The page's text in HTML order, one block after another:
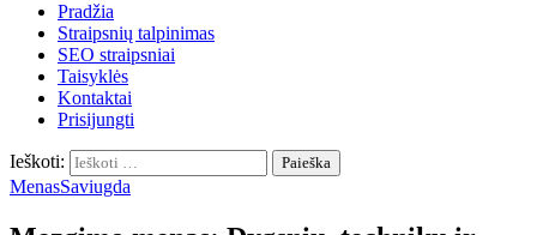
Pradžia
Straipsnių talpinimas
SEO straipsniai
Taisyklės
Kontaktai
Prisijungti
Ieškoti:
MenasSaviugda